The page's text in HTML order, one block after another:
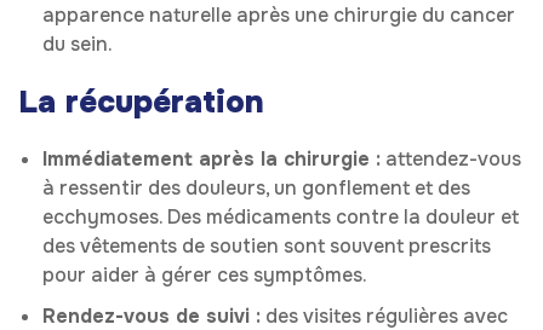
apparence naturelle après une chirurgie du cancer
du sein.
La récupération
Immédiatement après la chirurgie : attendez-vous
à ressentir des douleurs, un gonflement et des
ecchymoses. Des médicaments contre la douleur et
des vêtements de soutien sont souvent prescrits
pour aider à gérer ces symptômes.
Rendez-vous de suivi : des visites régulières avec